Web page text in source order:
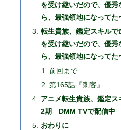
を受け継いだので、優
ら、最強領地になって
転生貴族、鑑定スキル
を受け継いだので、優
ら、最強領地になって
前回まで
第165話『刺客』
アニメ転生貴族、鑑定ス
2期 DMM TVで配信中
おわりに